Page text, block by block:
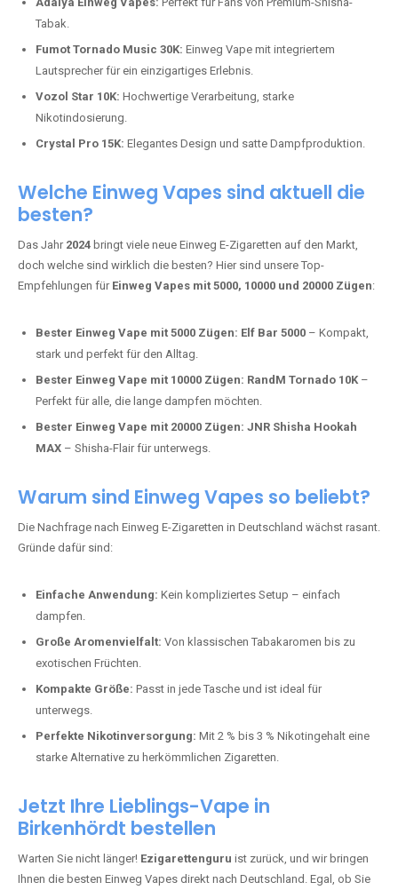
Tabak.
Fumot Tornado Music 30K: Einweg Vape mit integriertem
Lautsprecher für ein einzigartiges Erlebnis.
Vozol Star 10K: Hochwertige Verarbeitung, starke
Nikotindosierung.
Crystal Pro 15K: Elegantes Design und satte Dampfproduktion.
Welche Einweg Vapes sind aktuell die
besten?
Das Jahr 2024 bringt viele neue Einweg E-Zigaretten auf den Markt,
doch welche sind wirklich die besten? Hier sind unsere Top-
Empfehlungen für Einweg Vapes mit 5000, 10000 und 20000 Zügen:
Bester Einweg Vape mit 5000 Zügen: Elf Bar 5000 – Kompakt,
stark und perfekt für den Alltag.
Bester Einweg Vape mit 10000 Zügen: RandM Tornado 10K –
Perfekt für alle, die lange dampfen möchten.
Bester Einweg Vape mit 20000 Zügen: JNR Shisha Hookah
MAX – Shisha-Flair für unterwegs.
Warum sind Einweg Vapes so beliebt?
Die Nachfrage nach Einweg E-Zigaretten in Deutschland wächst rasant.
Gründe dafür sind:
Einfache Anwendung: Kein kompliziertes Setup – einfach
dampfen.
Große Aromenvielfalt: Von klassischen Tabakaromen bis zu
exotischen Früchten.
Kompakte Größe: Passt in jede Tasche und ist ideal für
unterwegs.
Perfekte Nikotinversorgung: Mit 2 % bis 3 % Nikotingehalt eine
starke Alternative zu herkömmlichen Zigaretten.
Jetzt Ihre Lieblings-Vape in
Birkenhördt bestellen
Warten Sie nicht länger! Ezigarettenguru ist zurück, und wir bringen
Ihnen die besten Einweg Vapes direkt nach Deutschland. Egal, ob Sie